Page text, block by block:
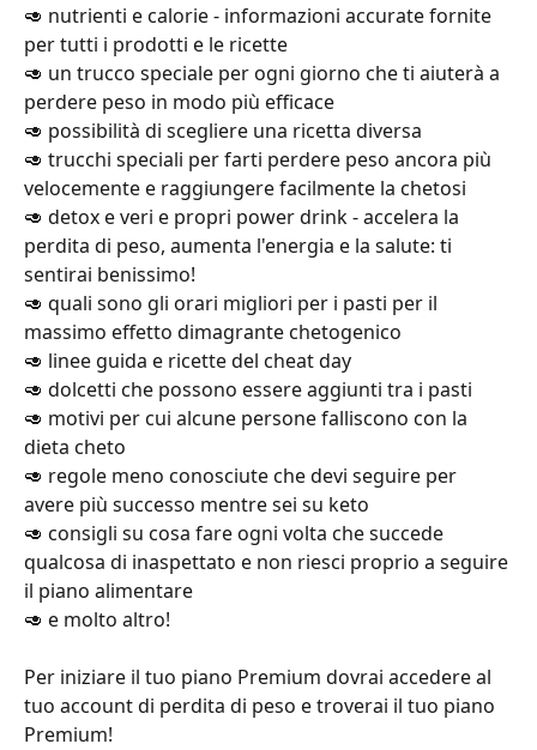
🥑 nutrienti e calorie - informazioni accurate fornite
per tutti i prodotti e le ricette
🥑 un trucco speciale per ogni giorno che ti aiuterà a
perdere peso in modo più efficace
🥑 possibilità di scegliere una ricetta diversa
🥑 trucchi speciali per farti perdere peso ancora più
velocemente e raggiungere facilmente la chetosi
🥑 detox e veri e propri power drink - accelera la
perdita di peso, aumenta l'energia e la salute: ti
sentirai benissimo!
🥑 quali sono gli orari migliori per i pasti per il
massimo effetto dimagrante chetogenico
🥑 linee guida e ricette del cheat day
🥑 dolcetti che possono essere aggiunti tra i pasti
🥑 motivi per cui alcune persone falliscono con la
dieta cheto
🥑 regole meno conosciute che devi seguire per
avere più successo mentre sei su keto
🥑 consigli su cosa fare ogni volta che succede
qualcosa di inaspettato e non riesci proprio a seguire
il piano alimentare
🥑 e molto altro!
Per iniziare il tuo piano Premium dovrai accedere al
tuo account di perdita di peso e troverai il tuo piano
Premium!